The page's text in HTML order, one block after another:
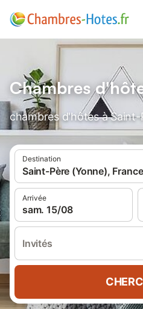
Chambres
chambres d'hôtes à
Destination
Saint-Père (Yonne), France
Arrivée
sam. 15/08
Invités